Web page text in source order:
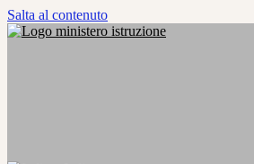
Salta al contenuto